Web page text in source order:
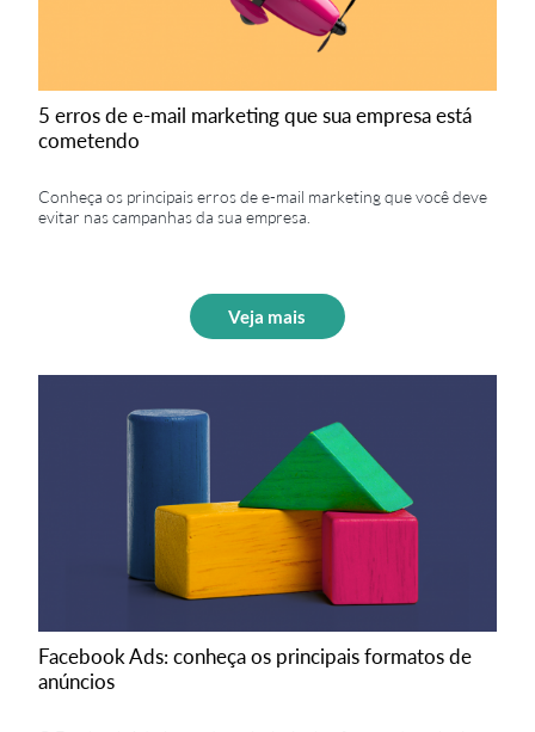
5 erros de e-mail marketing que sua empresa está
cometendo
Conheça os principais erros de e-mail marketing que você deve
evitar nas campanhas da sua empresa.
Veja mais
Facebook Ads: conheça os principais formatos de
anúncios